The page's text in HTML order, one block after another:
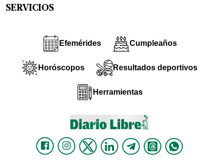
SERVICIOS
Efemérides Cumpleaños
Horóscopos Resultados deportivos
Herramientas